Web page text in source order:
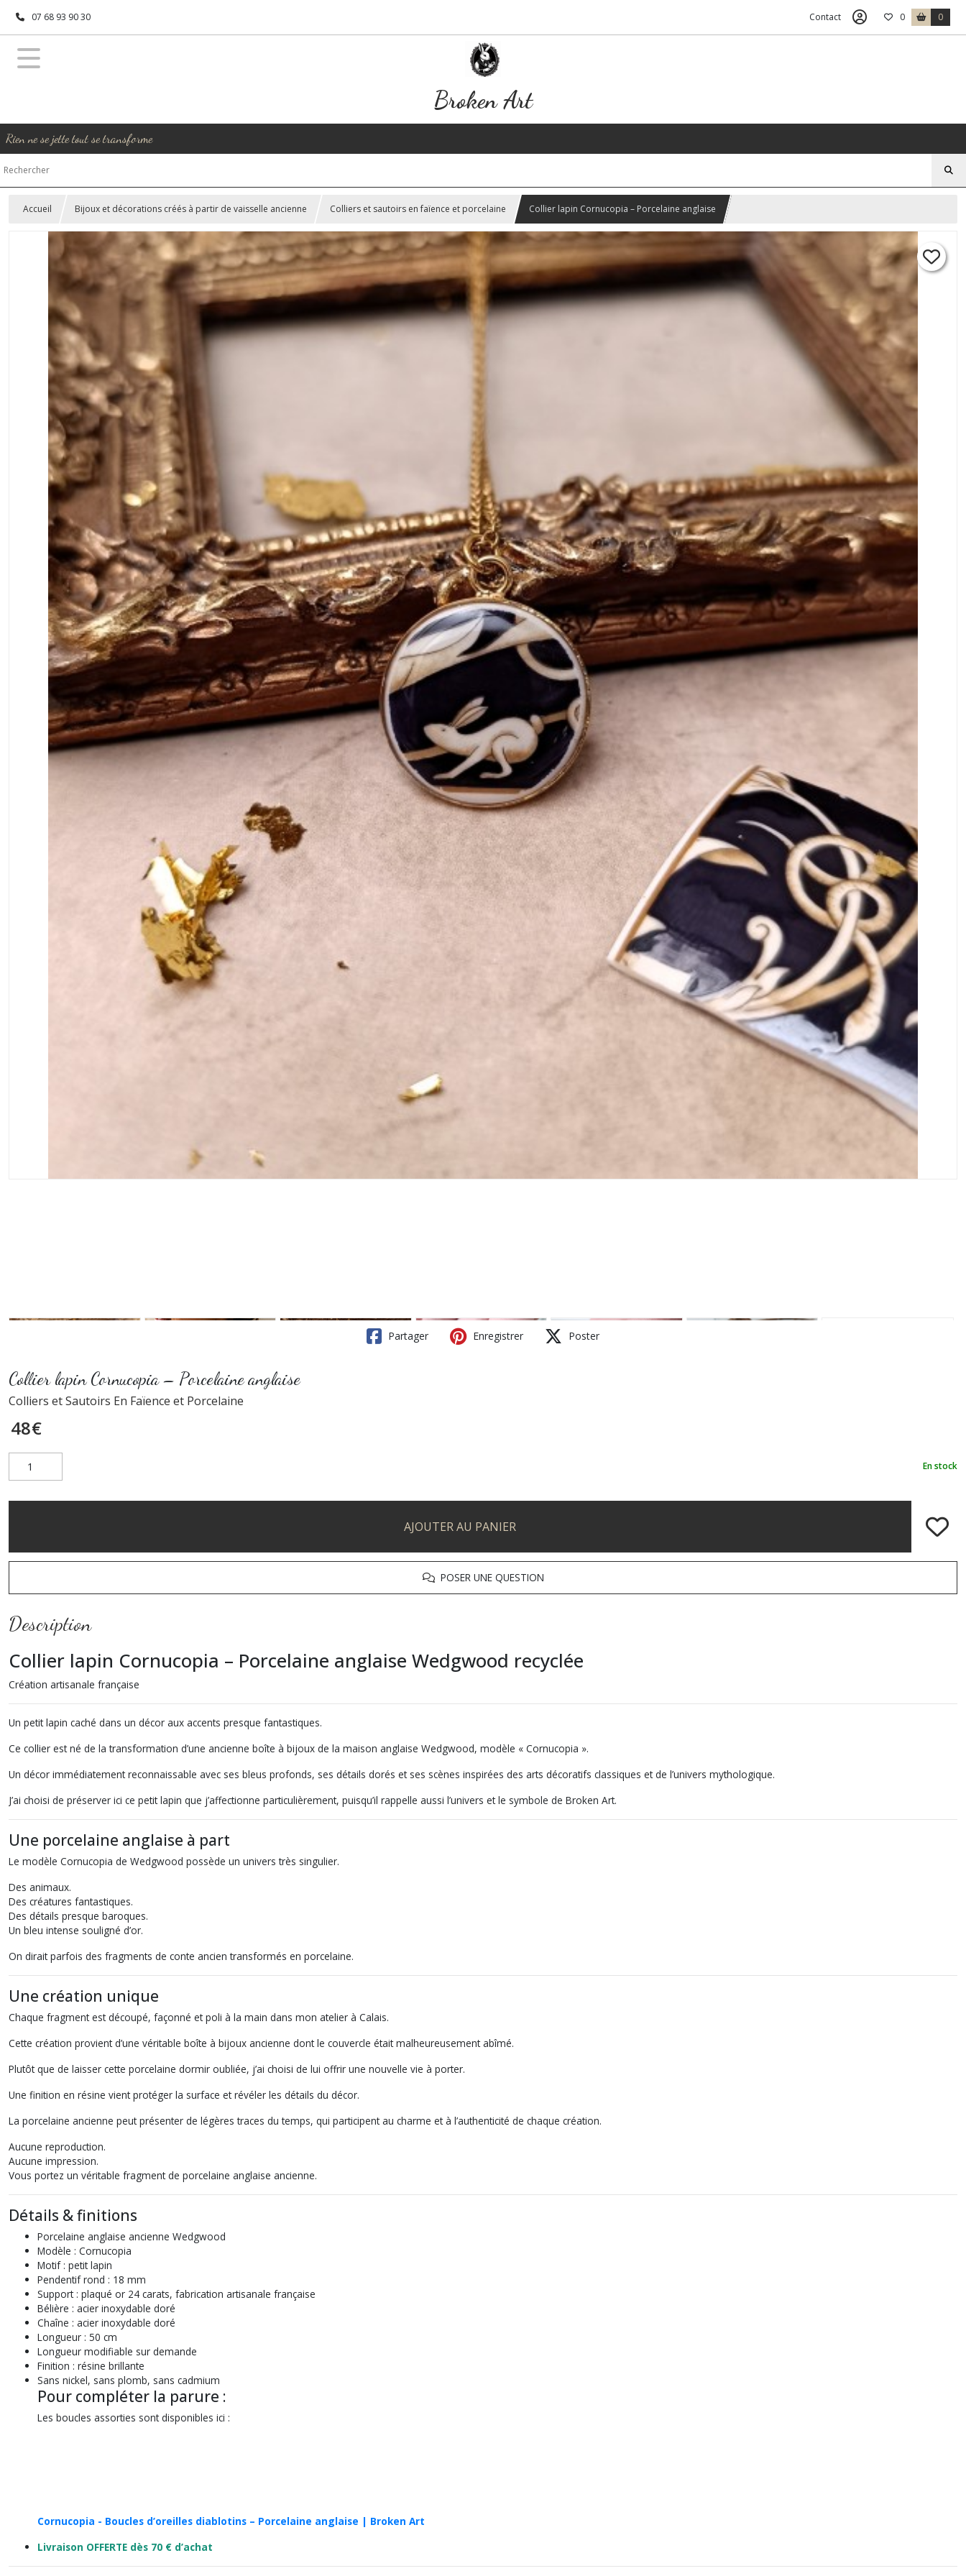
07 68 93 90 30 Contact 0 0
Broken Art
Rien ne se jette tout se transforme
Accueil Bijoux et décorations créés à partir de vaisselle ancienne Colliers et sautoirs en faïence et porcelaine Collier lapin Cornucopia – Porcelaine anglaise
Partager Enregistrer Poster
Collier lapin Cornucopia – Porcelaine anglaise
Colliers et Sautoirs En Faïence et Porcelaine
48€
En stock
AJOUTER AU PANIER
POSER UNE QUESTION
Description
Collier lapin Cornucopia – Porcelaine anglaise Wedgwood recyclée
Création artisanale française
Un petit lapin caché dans un décor aux accents presque fantastiques.
Ce collier est né de la transformation d’une ancienne boîte à bijoux de la maison anglaise Wedgwood, modèle « Cornucopia ».
Un décor immédiatement reconnaissable avec ses bleus profonds, ses détails dorés et ses scènes inspirées des arts décoratifs classiques et de l’univers mythologique.
J’ai choisi de préserver ici ce petit lapin que j’affectionne particulièrement, puisqu’il rappelle aussi l’univers et le symbole de Broken Art.
Une porcelaine anglaise à part
Le modèle Cornucopia de Wedgwood possède un univers très singulier.
Des animaux.
Des créatures fantastiques.
Des détails presque baroques.
Un bleu intense souligné d’or.
On dirait parfois des fragments de conte ancien transformés en porcelaine.
Une création unique
Chaque fragment est découpé, façonné et poli à la main dans mon atelier à Calais.
Cette création provient d’une véritable boîte à bijoux ancienne dont le couvercle était malheureusement abîmé.
Plutôt que de laisser cette porcelaine dormir oubliée, j’ai choisi de lui offrir une nouvelle vie à porter.
Une finition en résine vient protéger la surface et révéler les détails du décor.
La porcelaine ancienne peut présenter de légères traces du temps, qui participent au charme et à l’authenticité de chaque création.
Aucune reproduction.
Aucune impression.
Vous portez un véritable fragment de porcelaine anglaise ancienne.
Détails & finitions
Porcelaine anglaise ancienne Wedgwood
Modèle : Cornucopia
Motif : petit lapin
Pendentif rond : 18 mm
Support : plaqué or 24 carats, fabrication artisanale française
Bélière : acier inoxydable doré
Chaîne : acier inoxydable doré
Longueur : 50 cm
Longueur modifiable sur demande
Finition : résine brillante
Sans nickel, sans plomb, sans cadmium
Pour compléter la parure :
Les boucles assorties sont disponibles ici :
Cornucopia - Boucles d’oreilles diablotins – Porcelaine anglaise | Broken Art
Livraison OFFERTE dès 70 € d’achat